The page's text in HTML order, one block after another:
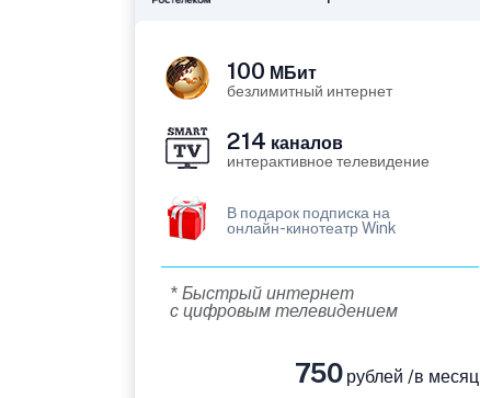
100 МБит
безлимитный интернет
214 каналов
интерактивное телевидение
В подарок подписка на
онлайн-кинотеатр Wink
* Быстрый интернет
с цифровым телевидением
750рублей /в месяц